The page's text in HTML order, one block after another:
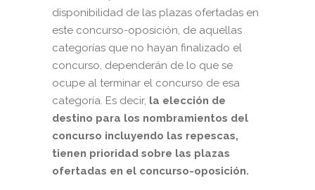
disponibilidad de las plazas ofertadas en
este concurso-oposición, de aquellas
categorías que no hayan finalizado el
concurso, dependerán de lo que se
ocupe al terminar el concurso de esa
categoría. Es decir, la elección de
destino para los nombramientos del
concurso incluyendo las repescas,
tienen prioridad sobre las plazas
ofertadas en el concurso-oposición.